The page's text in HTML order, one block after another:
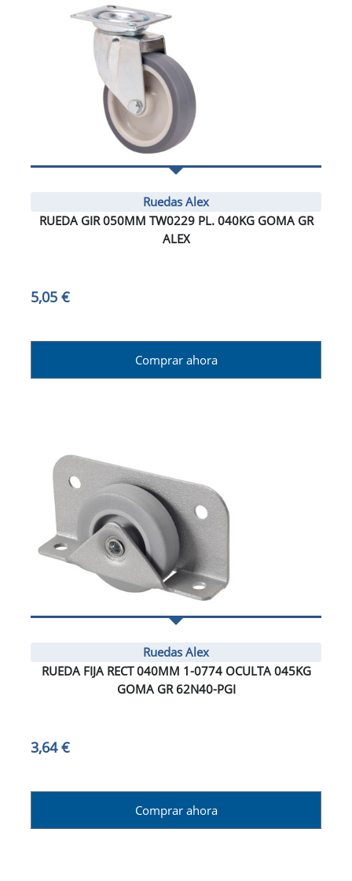
Ruedas Alex
RUEDA GIR 050MM TW0229 PL. 040KG GOMA GR
ALEX
5,05 €
Comprar ahora
Ruedas Alex
RUEDA FIJA RECT 040MM 1-0774 OCULTA 045KG
GOMA GR 62N40-PGI
3,64 €
Comprar ahora